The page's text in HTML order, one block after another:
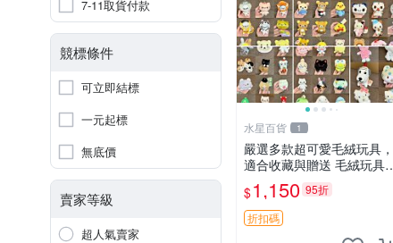
7-11取貨付款
競標條件
可立即結標
一元起標
無底價
賣家等級
超人氣賣家
水星百貨 1
嚴選多款超可愛毛絨玩具，
適合收藏與贈送 毛絨玩具
抱枕、公仔
$1,150 95折
折扣碼